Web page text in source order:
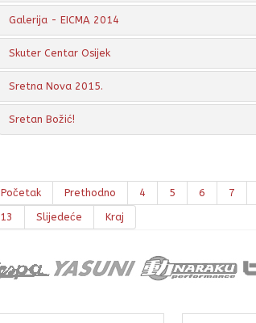
Galerija - EICMA 2014
Skuter Centar Osijek
Sretna Nova 2015.
Sretan Božić!
Početak Prethodno 4 5 6 7
13
Slijedeće Kraj